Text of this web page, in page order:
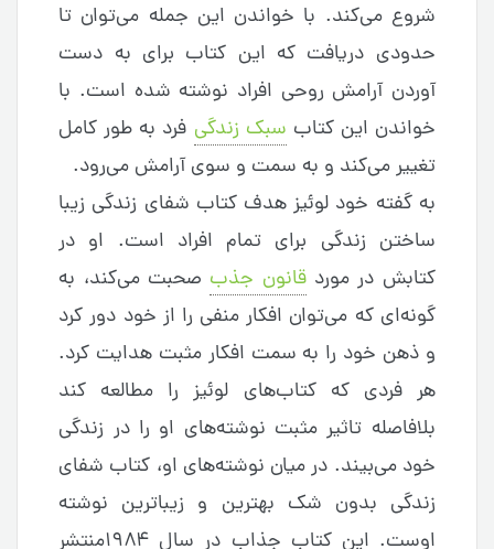
شروع می‌کند. با خواندن این جمله می‌توان تا
حدودی دریافت که این کتاب برای به دست
آوردن آرامش روحی افراد نوشته شده است. با
خواندن این کتاب سبک زندگی فرد به طور کامل
تغییر می‌کند و به سمت و سوی آرامش می‌رود.
به گفته خود لوئیز هدف کتاب شفای زندگی زیبا
ساختن زندگی برای تمام افراد است. او در
کتابش در موردقانون جذب صحبت می‌کند، به
گونه‌ای که می‌توان افکار منفی را از خود دور کرد
و ذهن خود را به سمت افکار مثبت هدایت کرد.
هر فردی که کتاب‌های لوئیز را مطالعه کند
بلافاصله تاثیر مثبت نوشته‌های او را در زندگی
خود می‌بیند. در میان نوشته‌های او، کتاب شفای
زندگی بدون شک بهترین و زیباترین نوشته
اوست. این کتاب جذاب در سال ۱۹۸۴منتشر